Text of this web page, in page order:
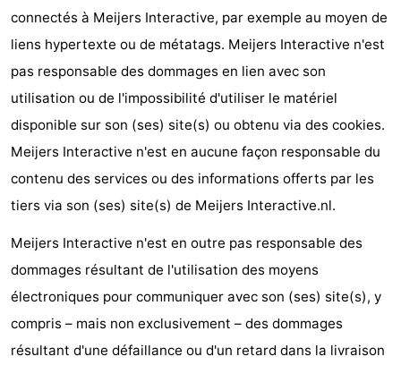
Riesen
Elements
-
Schuttersbos
-
Tjermelân
Hôtels
Last
minutes
Plages
Voir
faire
Lieux
d'intérêt
-
Musées
connectés à Meijers Interactive, par exemple au moyen de
liens hypertexte ou de métatags. Meijers Interactive n'est
pas responsable des dommages en lien avec son
utilisation ou de l'impossibilité d'utiliser le matériel
disponible sur son (ses) site(s) ou obtenu via des cookies.
Meijers Interactive n'est en aucune façon responsable du
contenu des services ou des informations offerts par les
tiers via son (ses) site(s) de Meijers Interactive.nl.
Meijers Interactive n'est en outre pas responsable des
dommages résultant de l'utilisation des moyens
électroniques pour communiquer avec son (ses) site(s), y
compris – mais non exclusivement – des dommages
résultant d'une défaillance ou d'un retard dans la livraison